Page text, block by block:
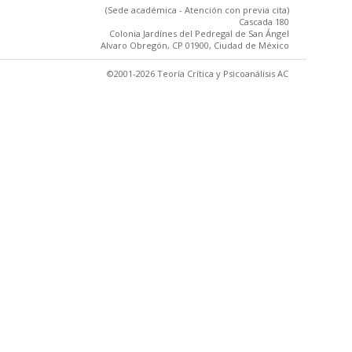
(Sede académica - Atención con previa cita)
Cascada 180
Colonia Jardínes del Pedregal de San Ángel
Alvaro Obregón, CP 01900, Ciudad de México
©2001-2026 Teoría Crítica y Psicoanálisis AC